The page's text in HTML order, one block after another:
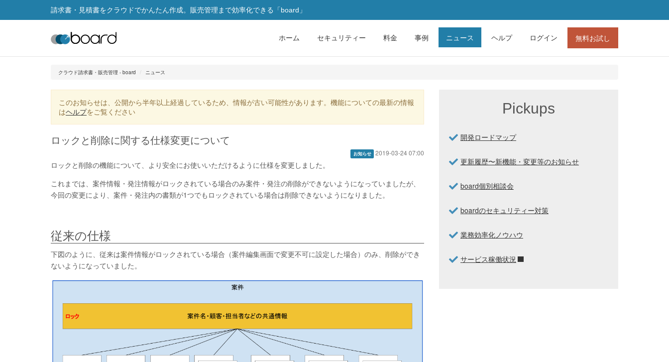
請求書・見積書をクラウドでかんたん作成。販売管理まで効率化できる「board」
ホーム セキュリティー 料金 事例 ニュース ヘルプ ログイン 無料お試し
クラウド請求書・販売管理 - board ニュース
このお知らせは、公開から半年以上経過しているため、情報が古い可能性があります。機能についての最新の情報
はヘルプをご覧ください
ロックと削除に関する仕様変更について
お知らせ 2019-03-24 07:00
ロックと削除の機能について、より安全にお使いいただけるように仕様を変更しました。
これまでは、案件情報・発注情報がロックされている場合のみ案件・発注の削除ができないようになっていましたが、
今回の変更により、案件・発注内の書類が1つでもロックされている場合は削除できないようになりました。
従来の仕様
下図のように、従来は案件情報がロックされている場合（案件編集画面で変更不可に設定した場合）のみ、削除ができ
ないようになっていました。
Pickups
開発ロードマップ
更新履歴〜新機能・変更等のお知らせ
board個別相談会
boardのセキュリティー対策
業務効率化ノウハウ
サービス稼働状況